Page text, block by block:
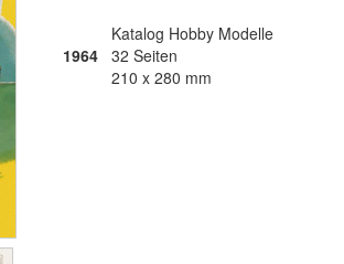
1964
Katalog Hobby Modelle
32 Seiten
210 x 280 mm